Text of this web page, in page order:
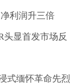
利润升三倍
头显首发市场反
式缅怀革命先烈